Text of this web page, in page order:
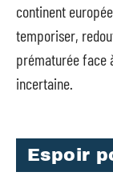
continent
temporiser,
prématurée face
incertaine.
Espoir